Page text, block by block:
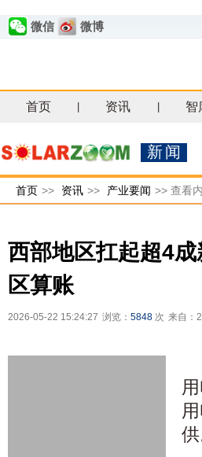
微信 微博
首页 资讯 智
新闻
首页 >> 资讯 >> 产业要闻 >> 查看
西部地区扛起超4
区算账
2026-05-22 15:24:27 浏览： 5848 次 来自：
供